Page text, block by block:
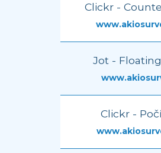
Clickr -
Jot -
Clickr -